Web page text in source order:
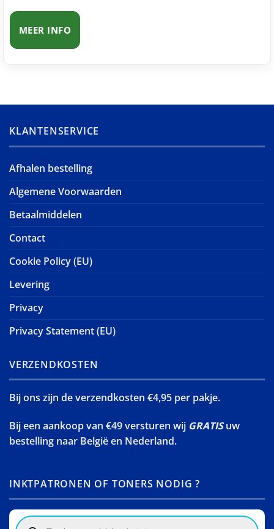
MEER INFO
KLANTENSERVICE
Afhalen bestelling
Algemene Voorwaarden
Betaalmiddelen
Contact
Cookie Policy (EU)
Levering
Privacy
Privacy Statement (EU)
VERZENDKOSTEN
Bij ons zijn de verzendkosten €4,95 per pakje.
Bij een aankoop van €49 versturen wij GRATISuw
bestelling naar België en Nederland.
INKTPATRONEN OF TONERS NODIG ?
Products